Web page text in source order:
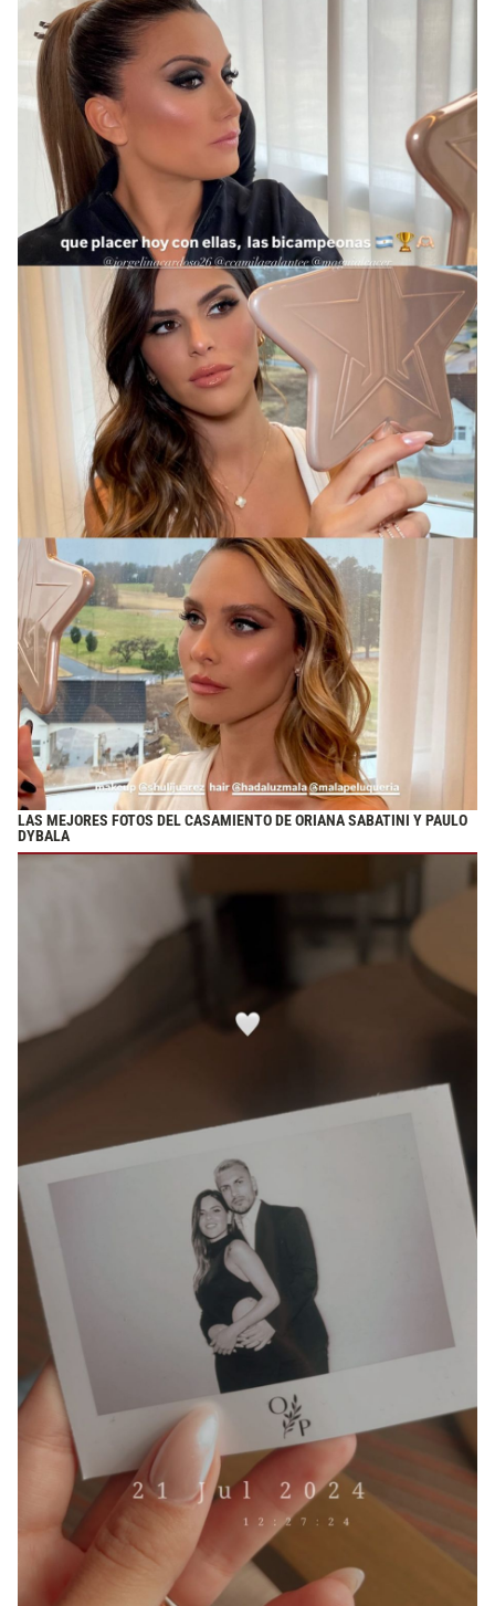
LAS MEJORES FOTOS DEL CASAMIENTO DE ORIANA SABATINI Y PAULO
DYBALA